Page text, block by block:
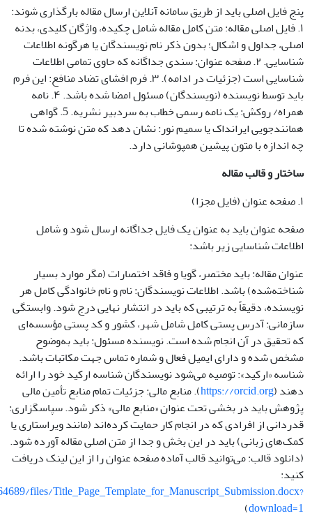
پنج فایل اصلی باید از طریق سامانه آنلاین ارسال مقاله بارگذاری شوند:
۱. فایل اصلی مقاله: متن کامل مقاله شامل چکیده، واژگان کلیدی، بدنه
اصلی، جداول و اشکال؛ بدون ذکر نام نویسندگان یا هرگونه اطلاعات
شناسایی. ۲. صفحه عنوان: سندی جداگانه که حاوی تمامی اطلاعات
شناسایی است (جزئیات در ادامه). ۳. فرم افشای تضاد منافع: این فرم
باید توسط نویسنده (نویسندگان) مسئول امضا شده باشد. ۴. نامه
همراه/ روکش: یک نامه رسمی خطاب به سردبیر نشریه. 5. گواهی
همانندجویی ایرانداک یا سمیم نور: نشان دهد که متن نوشته شده تا
چه اندازه با متون پیشین همپوشانی دارد.
ساختار و قالب مقاله
۱. صفحه عنوان (فایل مجزا)
صفحه عنوان باید به عنوان یک فایل جداگانه ارسال شود و شامل
اطلاعات شناسایی زیر باشد:
عنوان مقاله: باید مختصر، گویا و فاقد اختصارات (مگر موارد بسیار
شناخته‌شده) باشد. اطلاعات نویسندگان: نام و نام خانوادگی کامل هر
نویسنده، دقیقاً به ترتیبی که باید در انتشار نهایی درج شود. وابستگی
سازمانی: آدرس پستی کامل شامل شهر، کشور و کد پستی مؤسسه‌ای
که تحقیق در آن انجام شده است. نویسنده مسئول: باید به‌وضوح
مشخص شده و دارای ایمیل فعال و شماره تماس جهت مکاتبات باشد.
شناسه «ارکید»: توصیه می‌شود نویسندگان شناسه ارکید خود را ارائه
دهند (https://orcid.org). منابع مالی: جزئیات تمام منابع تأمین مالی
پژوهش باید در بخشی تحت عنوان «منابع مالی» ذکر شود. سپاسگزاری:
قدردانی از افرادی که در انجام کار حمایت کرده‌اند (مانند ویراستاری یا
کمک‌های زبانی) باید در این بخش و جدا از متن اصلی مقاله آورده شود.
(دانلود قالب: می‌توانید قالب آماده صفحه عنوان را از این لینک دریافت
کنید:
files/Title_Page_Template_for_Manuscript_Submission.docx?
download=1
)